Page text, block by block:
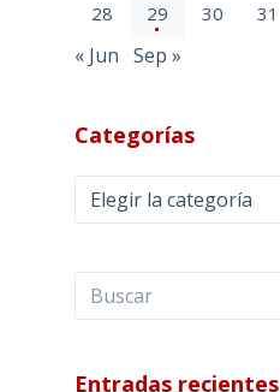
28 29 30 31
« Jun Sep »
Categorías
Categorías
Entradas recientes